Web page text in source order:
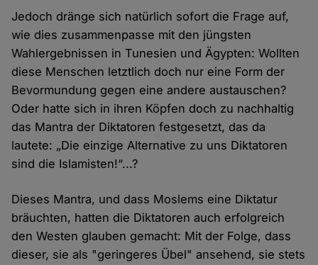
Jedoch dränge sich natürlich sofort die Frage auf,
wie dies zusammenpasse mit den jüngsten
Wahlergebnissen in Tunesien und Ägypten: Wollten
diese Menschen letztlich doch nur eine Form der
Bevormundung gegen eine andere austauschen?
Oder hatte sich in ihren Köpfen doch zu nachhaltig
das Mantra der Diktatoren festgesetzt, das da
lautete: „Die einzige Alternative zu uns Diktatoren
sind die Islamisten!“...?
Dieses Mantra, und dass Moslems eine Diktatur
bräuchten, hatten die Diktatoren auch erfolgreich
den Westen glauben gemacht: Mit der Folge, dass
dieser, sie als "geringeres Übel" ansehend, sie stets